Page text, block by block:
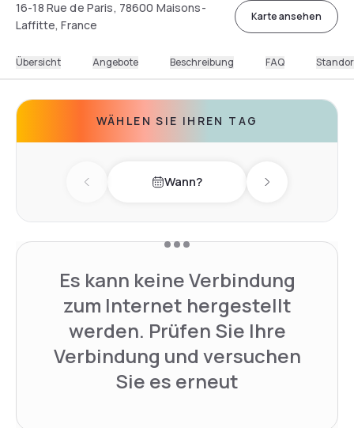
16-18 Rue de Paris, 78600 Maisons-
Laffitte, France
Karte ansehen
Übersicht Angebote Beschreibung FAQ
WÄHLEN SIE IHREN TAG
Previous day Wann? Next day
Es kann keine Verbindung
zum Internet hergestellt
werden. Prüfen Sie Ihre
Verbindung und versuchen
Sie es erneut